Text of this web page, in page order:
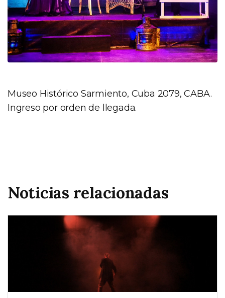
Museo Histórico Sarmiento, Cuba 2079, CABA.
Ingreso por orden de llegada.
Noticias relacionadas